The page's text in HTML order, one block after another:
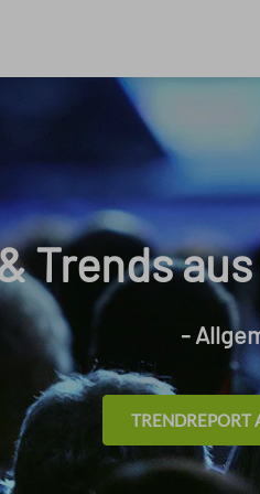
Trends
-
TRENDREPORT